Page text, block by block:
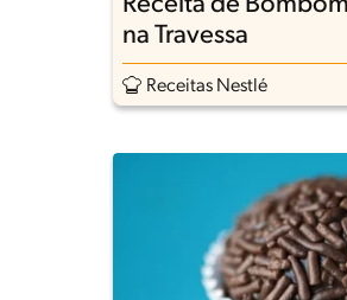
na Travessa
Receitas Nestlé